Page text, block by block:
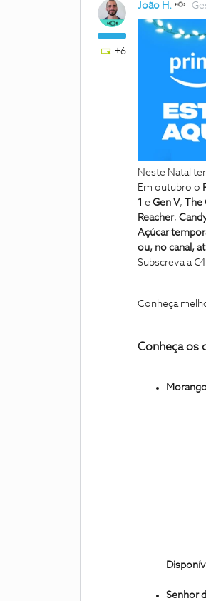
+6
João H.
Neste Natal
Em outubro o
1 e Gen V, The
Reacher,
Açúcar
ou, no canal,
Subscreva a
Conheça
Conheça os
Senhor